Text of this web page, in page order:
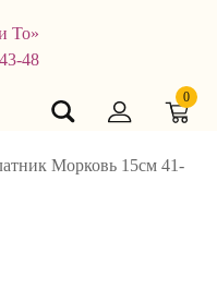
0
Морковь 15см 41-